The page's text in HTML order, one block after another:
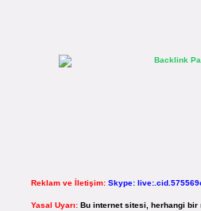
Reklam ve İletişim: Skype:
Yasal Uyarı: Bu internet sitesi, herhangi bir